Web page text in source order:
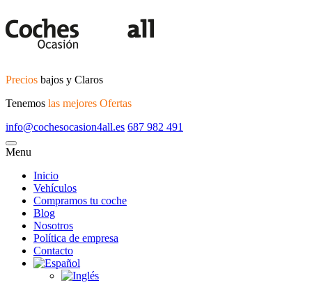
Precios bajos y Claros
Tenemos las mejores Ofertas
info@cochesocasion4all.es 687 982 491
Menu
Inicio
Vehículos
Compramos tu coche
Blog
Nosotros
Política de empresa
Contacto